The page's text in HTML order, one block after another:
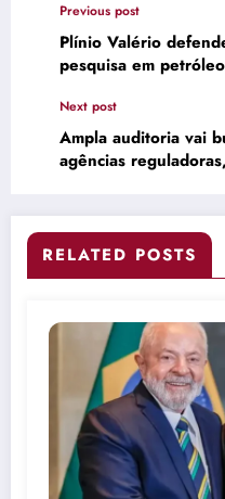
Previous post
Plínio Valério
pesquisa em
Next post
Ampla auditoria vai
agências
RELATED POSTS